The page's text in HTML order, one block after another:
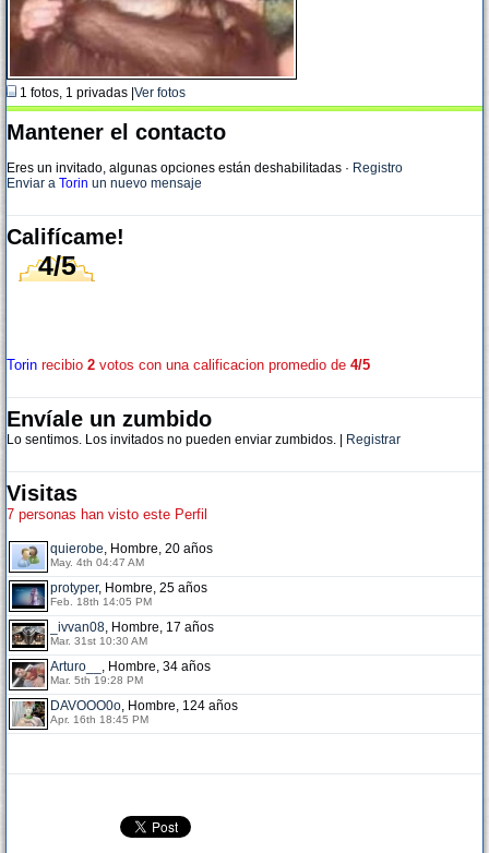
1 fotos, 1 privadas | Ver fotos
Mantener el contacto
Eres un invitado, algunas opciones están deshabilitadas · Registro
Enviar a Torin un nuevo mensaje
Califícame!
4/5
Torin recibio 2 votos con una calificacion promedio de 4/5
Envíale un zumbido
Lo sentimos. Los invitados no pueden enviar zumbidos. | Registrar
Visitas
7 personas han visto este Perfil
quierobe, Hombre, 20 años
May. 4th 04:47 AM
protyper, Hombre, 25 años
Feb. 18th 14:05 PM
_ivvan08, Hombre, 17 años
Mar. 31st 10:30 AM
Arturo__ , Hombre, 34 años
Mar. 5th 19:28 PM
DAVOOO0o, Hombre, 124 años
Apr. 16th 18:45 PM